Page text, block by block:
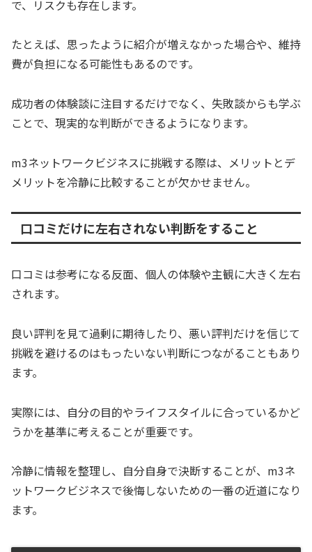
で、リスクも存在します。
たとえば、思ったように紹介が増えなかった場合や、維持
費が負担になる可能性もあるのです。
成功者の体験談に注目するだけでなく、失敗談からも学ぶ
ことで、現実的な判断ができるようになります。
m3ネットワークビジネスに挑戦する際は、メリットとデ
メリットを冷静に比較することが欠かせません。
口コミだけに左右されない判断をすること
口コミは参考になる反面、個人の体験や主観に大きく左右
されます。
良い評判を見て過剰に期待したり、悪い評判だけを信じて
挑戦を避けるのはもったいない判断につながることもあり
ます。
実際には、自分の目的やライフスタイルに合っているかど
うかを基準に考えることが重要です。
冷静に情報を整理し、自分自身で決断することが、m3ネ
ットワークビジネスで後悔しないための一番の近道になり
ます。